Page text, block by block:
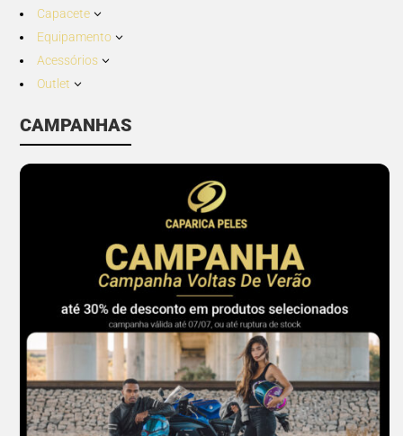
Capacete 3
Equipamento 3
Acessórios 3
Outlet 3
CAMPANHAS